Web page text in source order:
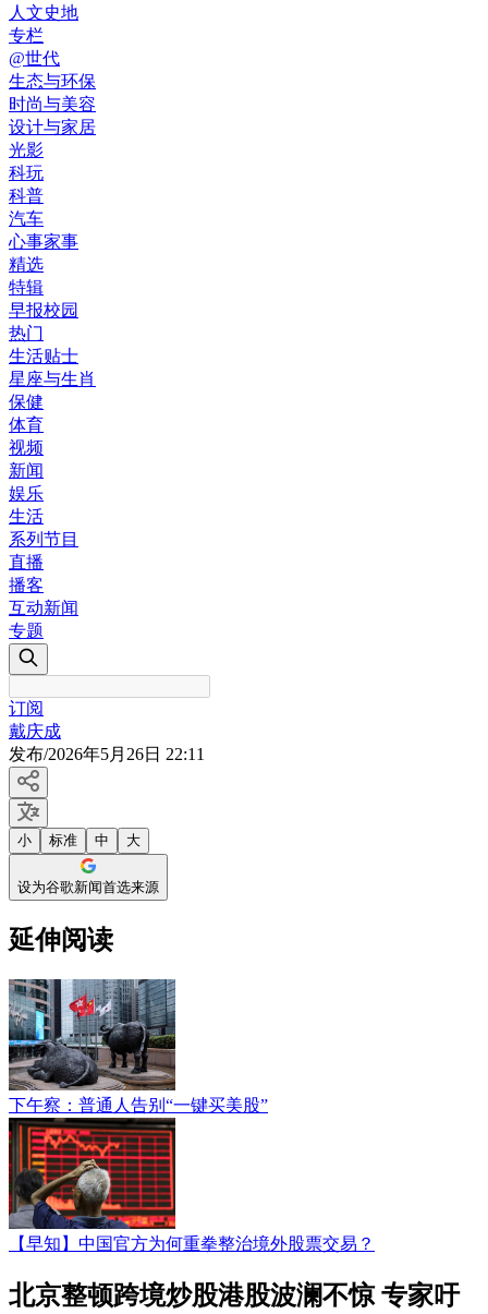
人文史地
专栏
@世代
生态与环保
时尚与美容
设计与家居
光影
科玩
科普
汽车
心事家事
精选
特辑
早报校园
热门
生活贴士
星座与生肖
保健
体育
视频
新闻
娱乐
生活
系列节目
直播
播客
互动新闻
专题
订阅
戴庆成
发布/2026年5月26日 22:11
小 标准 中 大
设为谷歌新闻首选来源
延伸阅读
下午察：普通人告别“一键买美股”
【早知】中国官方为何重拳整治境外股票交易？
北京整顿跨境炒股港股波澜不惊 专家吁